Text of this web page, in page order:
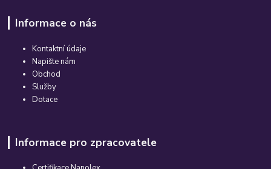
Informace o nás
Kontaktní údaje
Napište nám
Obchod
Služby
Dotace
Informace pro zpracovatele